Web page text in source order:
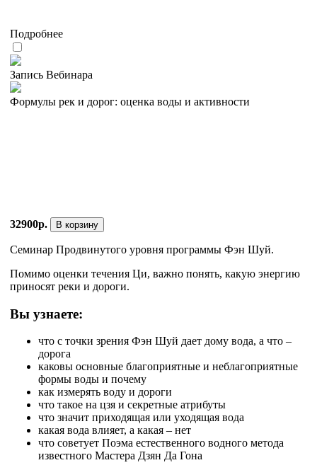
Подробнее
Запись Вебинара
Формулы рек и дорог: оценка воды и активности
32900р. В корзину
Семинар Продвинутого уровня программы Фэн Шуй.
Помимо оценки течения Ци, важно понять, какую энергию
приносят реки и дороги.
Вы узнаете:
что с точки зрения Фэн Шуй дает дому вода, а что –
дорога
каковы основные благоприятные и неблагоприятные
формы воды и почему
как измерять воду и дороги
что такое на цзя и секретные атрибуты
что значит приходящая или уходящая вода
какая вода влияет, а какая – нет
что советует Поэма естественного водного метода
известного Мастера Дзян Да Гона